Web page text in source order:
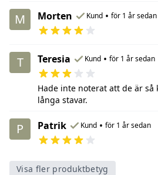
M Morten Kund • för 1 år sedan
T Teresia Kund • för 1 år sedan
Hade inte noterat att de är så
långa stavar.
P Patrik Kund • för 1 år sedan
Visa fler produktbetyg